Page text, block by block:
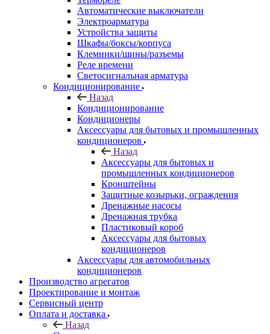
Автоматические выключатели
Электроарматура
Устройства защиты
Шкафы/боксы/корпуса
Клемники/шины/разъемы
Реле времени
Светосигнальная арматура
Кондиционирование
Назад
Кондиционирование
Кондиционеры
Аксессуары для бытовых и промышленных
кондиционеров
Назад
Аксессуары для бытовых и
промышленных кондиционеров
Кронштейны
Защитные козырьки, ограждения
Дренажные насосы
Дренажная трубка
Пластиковый короб
Аксессуары для бытовых
кондиционеров
Аксессуары для автомобильных
кондиционеров
Производство агрегатов
Проектирование и монтаж
Сервисный центр
Оплата и доставка
Назад